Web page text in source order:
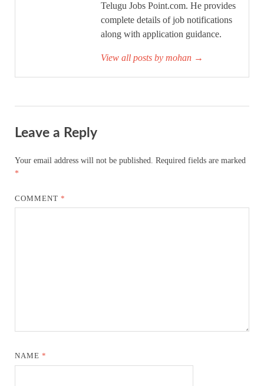
Telugu Jobs Point.com. He provides
complete details of job notifications
along with application guidance.
View all posts by mohan →
Leave a Reply
Your email address will not be published. Required fields are marked
*
COMMENT*
NAME*